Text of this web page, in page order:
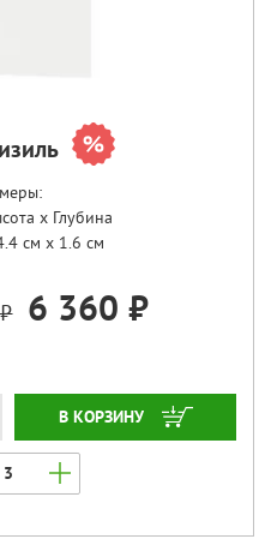
x Глубина
см x 1.6 см
6 360 ₽
ЗАКАЗАТЬ